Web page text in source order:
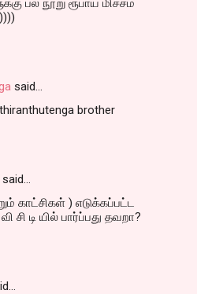
said…
brother
said…
காட்சிகள் ) எடுக்கப்பட்ட
சி டி யில் பார்ப்பது தவறா?